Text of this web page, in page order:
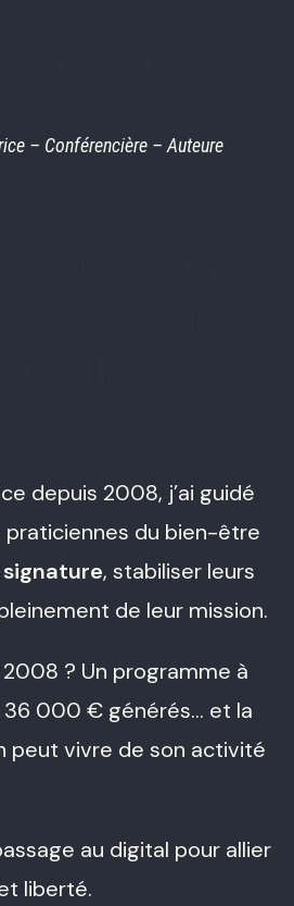
– Conférencière – Auteure
depuis 2008, j’ai guidé
du bien-être
, stabiliser leurs
de leur mission.
? Un programme à
000 € générés… et la
peut vivre de son activité
au digital pour allier
liberté.